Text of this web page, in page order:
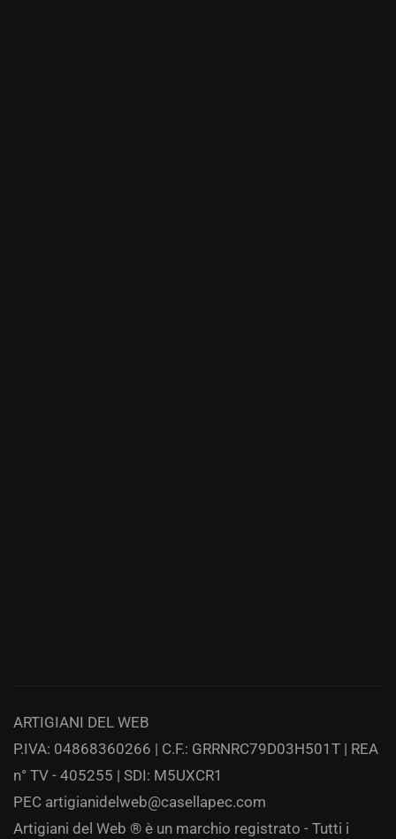
ARTIGIANI DEL WEB
P.IVA: 04868360266 | C.F.: GRRNRC79D03H501T | REA
n° TV - 405255 | SDI: M5UXCR1
PEC artigianidelweb@casellapec.com
Artigiani del Web ® è un marchio registrato - Tutti i